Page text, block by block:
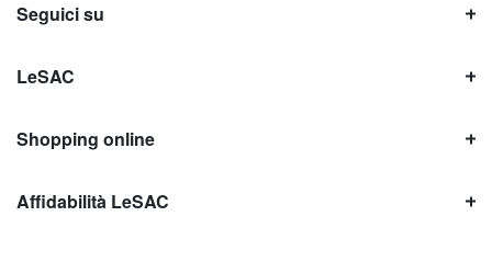
Seguici su
LeSAC
Shopping online
Affidabilità LeSAC